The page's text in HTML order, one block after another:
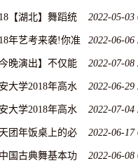
【湖北】舞蹈统
纲!
2022-05-03
年艺考来袭!你准
好了吗?
2022-06-06
今晚演出】不仅能
连续32个单腿转~
2022-07-08
大学2018年高水
术团招生简章
2022-06-29
大学2018年高水
术团招生简章丨
2022-07-04
团年饭桌上的必
:一起猜灯谜,欢欢喜
2022-06-17
中国古典舞基本功
2022-06-08